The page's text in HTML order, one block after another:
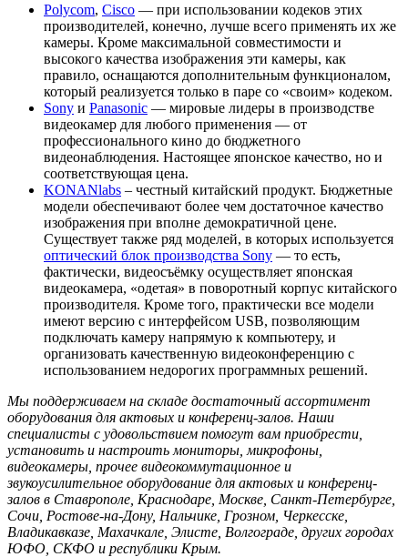
Polycom, Cisco — при использовании кодеков этих
производителей, конечно, лучше всего применять их же
камеры. Кроме максимальной совместимости и
высокого качества изображения эти камеры, как
правило, оснащаются дополнительным функционалом,
который реализуется только в паре со «своим» кодеком.
Sony и Panasonic — мировые лидеры в производстве
видеокамер для любого применения — от
профессионального кино до бюджетного
видеонаблюдения. Настоящее японское качество, но и
соответствующая цена.
KONANlabs – честный китайский продукт. Бюджетные
модели обеспечивают более чем достаточное качество
изображения при вполне демократичной цене.
Существует также ряд моделей, в которых используется
оптический блок производства Sonу — то есть,
фактически, видеосъёмку осуществляет японская
видеокамера, «одетая» в поворотный корпус китайского
производителя. Кроме того, практически все модели
имеют версию с интерфейсом USB, позволяющим
подключать камеру напрямую к компьютеру, и
организовать качественную видеоконференцию с
использованием недорогих программных решений.
Мы поддерживаем на складе достаточный ассортимент
оборудования для актовых и конференц-залов. Наши
специалисты с удовольствием помогут вам приобрести,
установить и настроить мониторы, микрофоны,
видеокамеры, прочее видеокоммутационное и
звукоусилительное оборудование для актовых и конференц-
залов в Ставрополе, Краснодаре, Москве, Санкт-Петербурге,
Сочи, Ростове-на-Дону, Нальчике, Грозном, Черкесске,
Владикавказе, Махачкале, Элисте, Волгограде, других городах
ЮФО, СКФО и республики Крым.